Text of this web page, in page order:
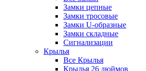
Замки цепные
Замки тросовые
Замки U-образные
Замки складные
Сигнализации
Крылья
Все Крылья
Крылья 26 дюймов